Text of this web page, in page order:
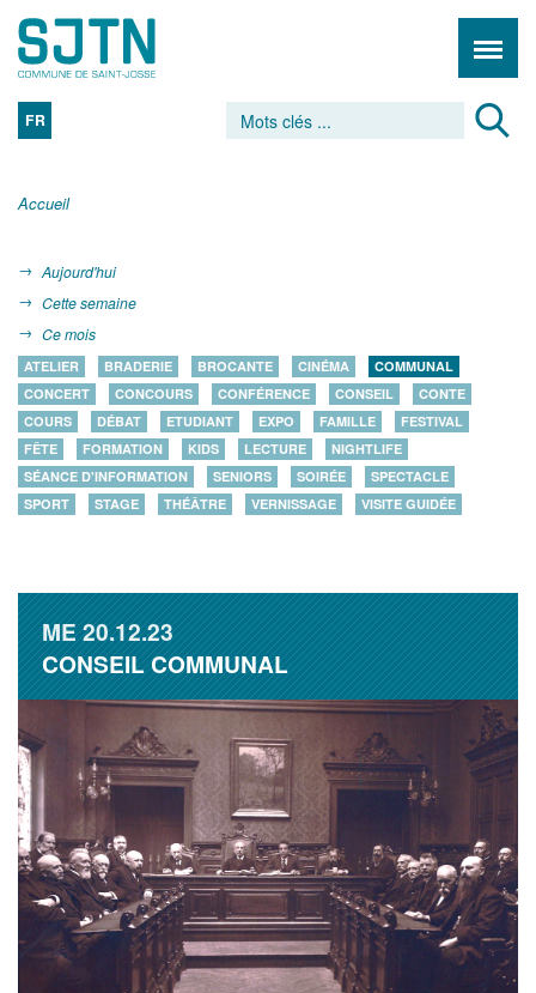
FR
Accueil
Aujourd'hui
Cette semaine
Ce mois
ATELIER BRADERIE BROCANTE CINÉMA
COMMUNAL
CONCERT
CONCOURS CONFÉRENCE CONSEIL
CONTE
COURS
DÉBAT ETUDIANT EXPO FAMILLE
FESTIVAL
FÊTE
FORMATION KIDS LECTURE
NIGHTLIFE
SÉANCE D'INFORMATION
SENIORS SOIRÉE
SPECTACLE
SPORT
STAGE THÉÂTRE VERNISSAGE VISITE GUIDÉE
ME20.12.23
CONSEIL COMMUNAL